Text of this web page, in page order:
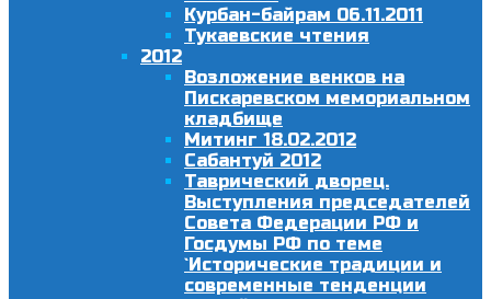
Курбан-байрам 06.11.2011
Тукаевские чтения
2012
Возложение венков на
Пискаревском мемориальном
кладбище
Митинг 18.02.2012
Сабантуй 2012
Таврический дворец.
Выступления председателей
Совета Федерации РФ и
Госдумы РФ по теме
`Исторические традиции и
современные тенденции